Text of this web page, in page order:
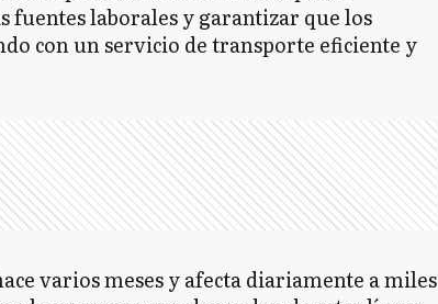
fuentes laborales y garantizar que los
con un servicio de transporte eficiente y
varios meses y afecta diariamente a miles